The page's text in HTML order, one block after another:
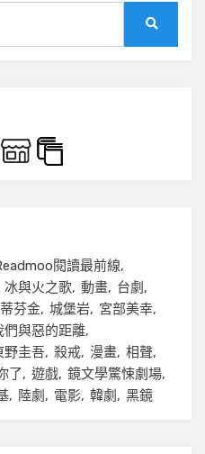
閱讀最前線
冰與火之歌 動畫
台劇
芬金 城堡岩
宮部美幸
們與惡的距離
野圭吾 殺戒 漫畫 相聲
了 遊戲 鏡文學驚悚劇場
陸劇 電影 韓劇 黑鏡